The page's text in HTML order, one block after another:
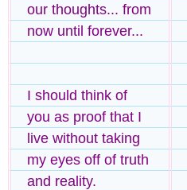
our thoughts... from
now until forever...
I should think of
you as proof that I
live without taking
my eyes off of truth
and reality.